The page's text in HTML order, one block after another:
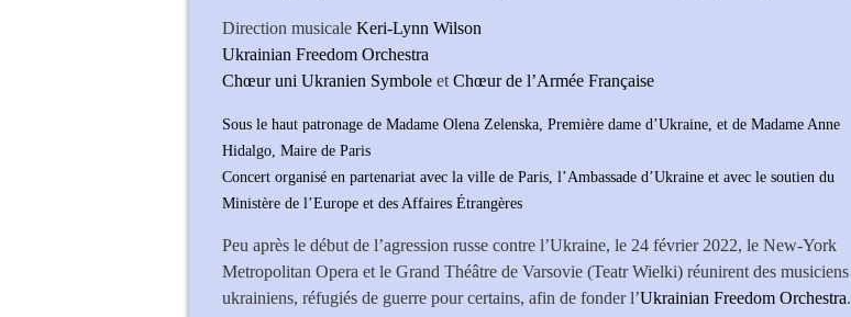
Direction musicale Keri-Lynn Wilson
Ukrainian Freedom Orchestra
Chœur uni Ukranien Symbole et Chœur de l’Armée Française
Sous le haut patronage de Madame Olena Zelenska, Première dame d’Ukraine, et de Madame Anne
Hidalgo, Maire de Paris
Concert organisé en partenariat avec la ville de Paris, l’Ambassade d’Ukraine et avec le soutien du
Ministère de l’Europe et des Affaires Étrangères
Peu après le début de l’agression russe contre l’Ukraine, le 24 février 2022, le New-York
Metropolitan Opera et le Grand Théâtre de Varsovie (Teatr Wielki) réunirent des musiciens
ukrainiens, réfugiés de guerre pour certains, afin de fonder l’Ukrainian Freedom Orchestra.